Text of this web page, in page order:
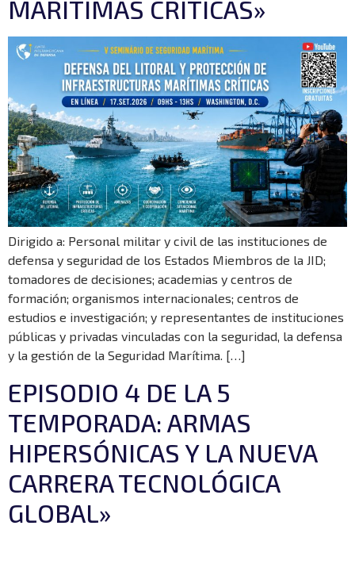
MARITIMAS CRITICAS»
Dirigido a: Personal militar y civil de las instituciones de
defensa y seguridad de los Estados Miembros de la JID;
tomadores de decisiones; academias y centros de
formación; organismos internacionales; centros de
estudios e investigación; y representantes de instituciones
públicas y privadas vinculadas con la seguridad, la defensa
y la gestión de la Seguridad Marítima. […]
EPISODIO 4 DE LA 5
TEMPORADA: ARMAS
HIPERSÓNICAS Y LA NUEVA
CARRERA TECNOLÓGICA
GLOBAL»